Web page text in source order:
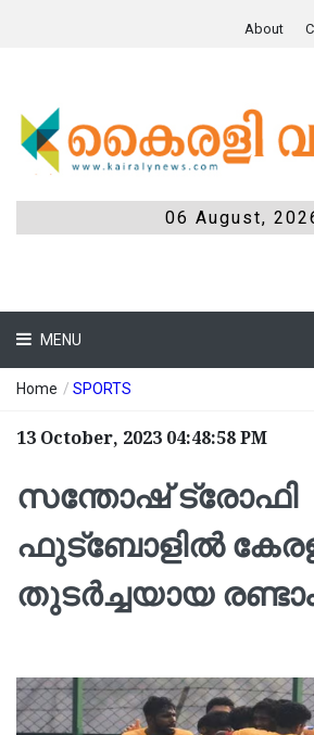
About
06 August,
MENU
Home / SPORTS
13 October, 2023 04:48:58 PM
സന്തോഷ് ട്രോഫി
ഫുട്ബോളില്‍
തുടര്‍ച്ചയായ